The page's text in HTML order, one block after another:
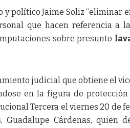
político Jaime Soliz “eliminar
que hacen referencia a
sobre presunto
judicial que obtiene el
en la figura de
Tercera el viernes 20 de
Cárdenas, quien